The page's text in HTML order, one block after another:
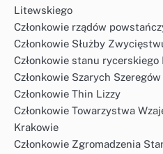
Litewskiego
Członkowie rządów
Członkowie Służby
Członkowie stanu rycerskiego
Członkowie Szarych Szeregów
Członkowie Thin Lizzy
Członkowie Towarzystwa
Krakowie
Członkowie Zgromadzenia